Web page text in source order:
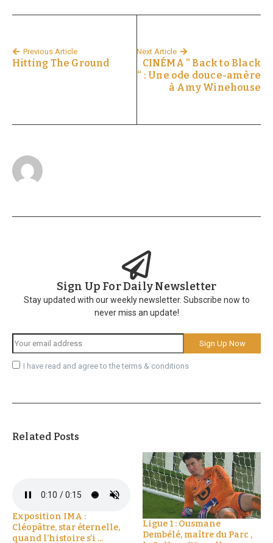
Previous Article
Hitting The Ground
Next Article
CINÉMA “ Back to Black
“ : Une ode douce-amère
à Amy Winehouse
Sign Up For Daily Newsletter
Stay updated with our weekly newsletter. Subscribe now to
never miss an update!
I have read and agree to the terms & conditions
Related Posts
Exposition IMA :
Cléopâtre, star éternelle,
quand l’histoire s’i ...
Ligue 1 : Ousmane
Dembélé, maître du Parc ,